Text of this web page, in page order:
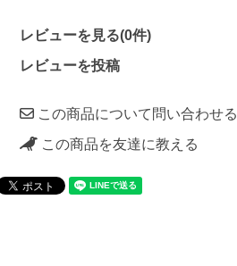
レビューを見る(0件)
レビューを投稿
この商品について問い合わせる
この商品を友達に教える